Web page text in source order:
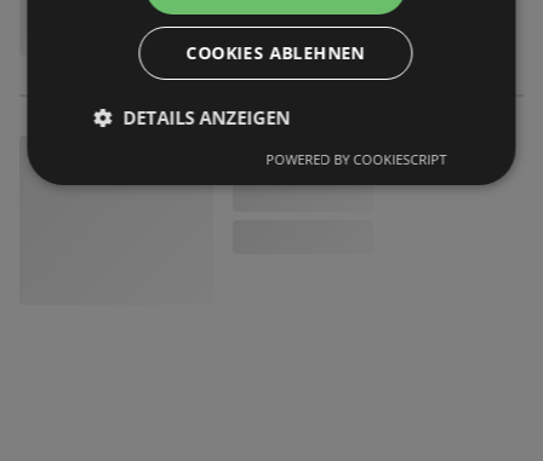
COOKIES ABLEHNEN
DETAILS ANZEIGEN
POWERED BY COOKIESCRIPT